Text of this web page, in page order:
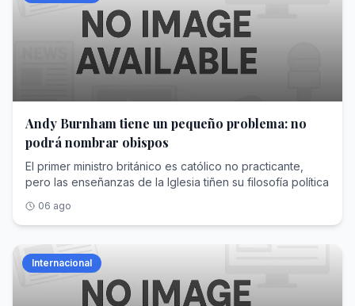
Andy Burnham tiene un pequeño problema: no
podrá nombrar obispos
El primer ministro británico es católico no practicante,
pero las enseñanzas de la Iglesia tiñen su filosofía política
06 ago
Internacional